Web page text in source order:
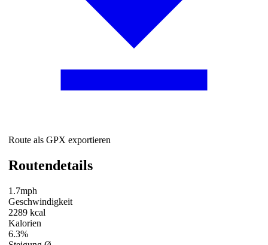
Route als GPX exportieren
Routendetails
1.7mph
Geschwindigkeit
2289 kcal
Kalorien
6.3%